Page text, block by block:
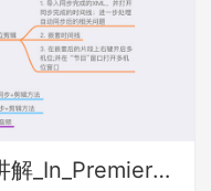
教程：多机位剪辑的全面讲解_In_Premiere/Final Cut Pro X/PluralEyes